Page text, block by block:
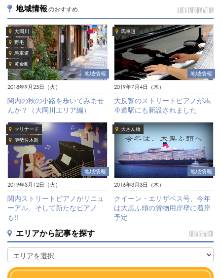
地域情報 のおすすめ AREA INFORMATION
大岡川
野毛
馬車道
黄金町
地域情報
2018年9月25日（火）
関内の秋の小路を歩いてみませ
んか？（大岡川エリア編）
馬車道
地域情報
2019年7月4日（木）
大反響のストリートピアノが馬
車道駅にも新設されました
マリナード
伊勢佐木町
地域情報
2019年3月12日（火）
関内ストリートピアノがリニュ
ーアル、そして新たなピアノ
も!!
大さん橋
地域情報
2016年3月3日（木）
クイーン・エリザベス号、今年
は大黒ふ頭の貨物用岸壁に着岸
予定
エリアから記事を探す AREA SEARCH